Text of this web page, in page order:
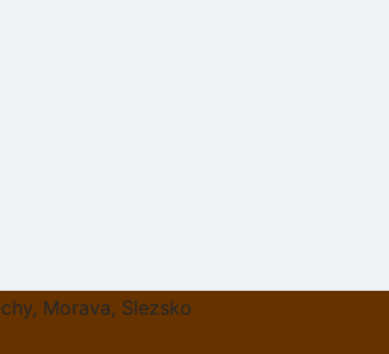
Morava, Slezsko